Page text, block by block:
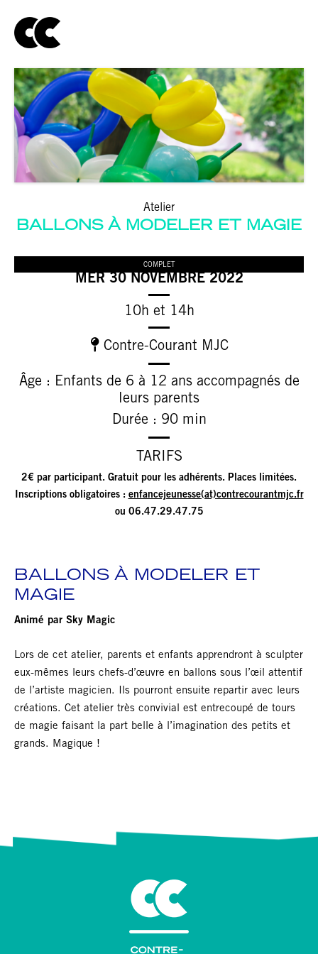
Atelier
BALLONS À MODELER ET MAGIE
COMPLET
MER 30 NOVEMBRE 2022
10h et 14h
Contre-Courant MJC
Âge : Enfants de 6 à 12 ans accompagnés de
leurs parents
Durée : 90 min
TARIFS
2€ par participant. Gratuit pour les adhérents. Places limitées.
Inscriptions obligatoires : enfancejeunesse(at)contrecourantmjc.fr
ou 06.47.29.47.75
BALLONS À MODELER ET
MAGIE
Animé par Sky Magic
Lors de cet atelier, parents et enfants apprendront à sculpter
eux-mêmes leurs chefs-d’œuvre en ballons sous l’œil attentif
de l’artiste magicien. Ils pourront ensuite repartir avec leurs
créations. Cet atelier très convivial est entrecoupé de tours
de magie faisant la part belle à l’imagination des petits et
grands. Magique !